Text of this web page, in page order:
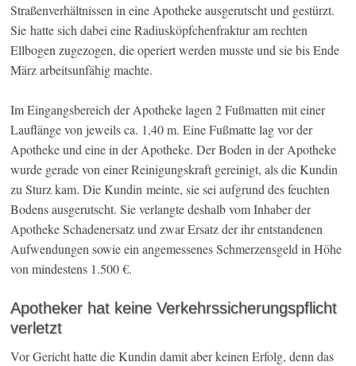
Straßenverhältnissen in eine Apotheke ausgerutscht und gestürzt.
Sie hatte sich dabei eine Radiusköpfchenfraktur am rechten
Ellbogen zugezogen, die operiert werden musste und sie bis Ende
März arbeitsunfähig machte.
Im Eingangsbereich der Apotheke lagen 2 Fußmatten mit einer
Lauflänge von jeweils ca. 1,40 m. Eine Fußmatte lag vor der
Apotheke und eine in der Apotheke. Der Boden in der Apotheke
wurde gerade von einer Reinigungskraft gereinigt, als die Kundin
zu Sturz kam. Die Kundin meinte, sie sei aufgrund des feuchten
Bodens ausgerutscht. Sie verlangte deshalb vom Inhaber der
Apotheke Schadenersatz und zwar Ersatz der ihr entstandenen
Aufwendungen sowie ein angemessenes Schmerzensgeld in Höhe
von mindestens 1.500 €.
Apotheker hat keine Verkehrssicherungspflicht
verletzt
Vor Gericht hatte die Kundin damit aber keinen Erfolg, denn das